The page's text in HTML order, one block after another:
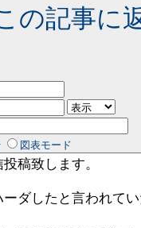
の記事に
図表モード